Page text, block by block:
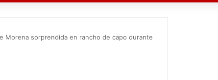
Morena sorprendida en rancho de capo durante